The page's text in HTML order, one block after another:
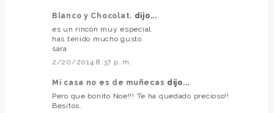
Blanco y Chocolat. dijo...
es un rincón muy especial.
has tenido mucho gusto.
sara
2/20/2014 8:37 p. m.
Mi casa no es de muñecas dijo...
Pero que bonito Noe!!! Te ha quedado precioso!!
Besitos.